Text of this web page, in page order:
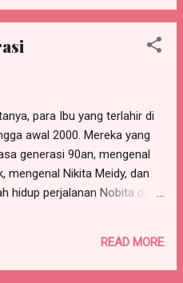
Hmm.. Apa saja yang
bisa membuatnya,
saja, di tangan ibu, BEDA.
ada beberapa faktor yang
Ibu menjadi yang
: ‎1. Dari kecil kita dibiasakan
ibu. Makanan yang setiap
itu, ibu yang memasaknya.
masakan tersebut. 2.
para Ibu yang terlahir di
awal 2000. Mereka yang
generasi 90an, mengenal
mengenal Nikita Meidy, dan
hidup perjalanan Nobita dan
telenovela tapi kini terhanyut
dan wajah wajah indah drama
READ MORE